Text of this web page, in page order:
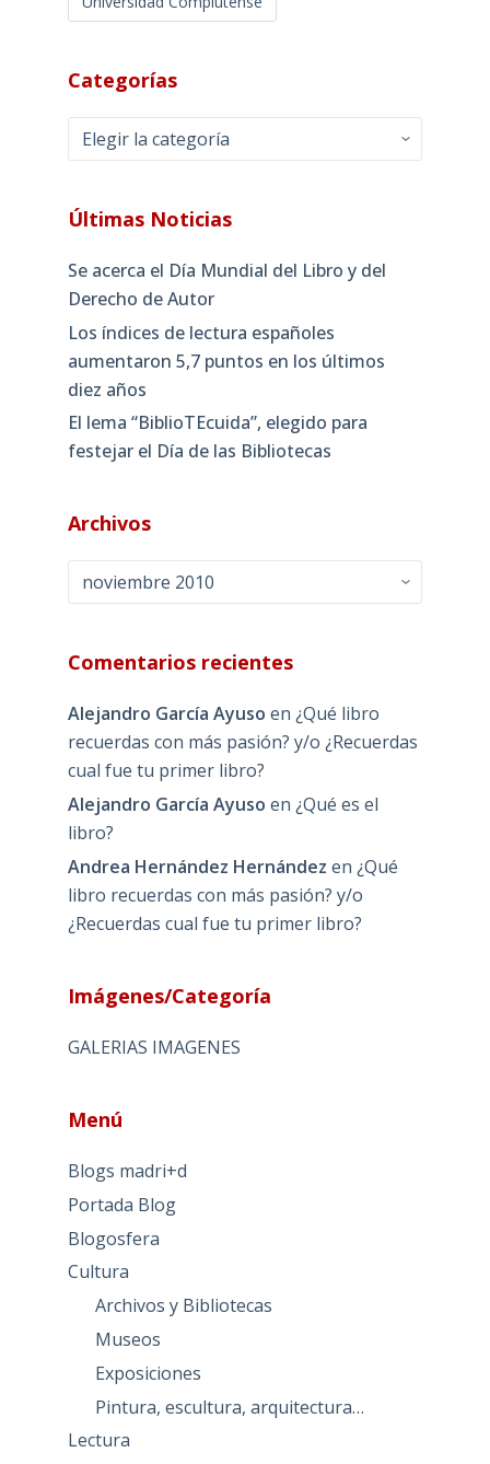
Categorías
Categorías
Últimas Noticias
Se acerca el Día Mundial del Libro y del
Derecho de Autor
Los índices de lectura españoles
aumentaron 5,7 puntos en los últimos
diez años
El lema “BiblioTEcuida”, elegido para
festejar el Día de las Bibliotecas
Archivos
Archivos
Comentarios recientes
Alejandro García Ayuso en ¿Qué libro
recuerdas con más pasión? y/o ¿Recuerdas
cual fue tu primer libro?
Alejandro García Ayuso en ¿Qué es el
libro?
Andrea Hernández Hernández en ¿Qué
libro recuerdas con más pasión? y/o
¿Recuerdas cual fue tu primer libro?
Imágenes/Categoría
GALERIAS IMAGENES
Menú
Blogs madri+d
Portada Blog
Blogosfera
Cultura
Archivos y Bibliotecas
Museos
Exposiciones
Pintura, escultura, arquitectura…
Lectura